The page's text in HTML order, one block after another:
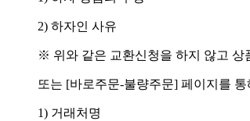
2) 하자인 사유
※ 위와 같은 교환신청을 하지 않고 상
또는 [바로주문-불량주문] 페이지를
1) 거래처명